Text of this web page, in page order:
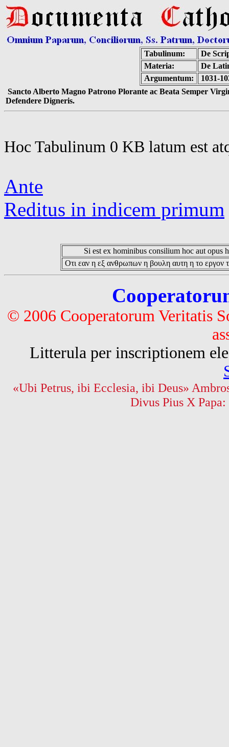
Tabulinum:
De
Materia:
De
Argumentum:
1031-
Sancto Alberto Magno Patrono Plorante ac Beata Semper
Defendere Digneris.
Hoc Tabulinum 0 KB latum est
Ante
Reditus in indicem primum
Si est ex hominibus consilium hoc aut opus
Οτι εαν η εξ ανθρωπων η βουλη αυτη η το εργον
© 2006 Cooperatorum Veritatis
Litterula per inscriptionem
«Ubi Petrus, ibi Ecclesia, ibi Deus»
Divus Pius X Papa: